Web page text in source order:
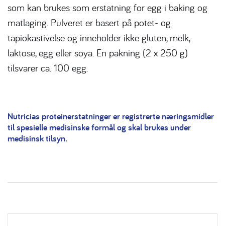
som kan brukes som erstatning for egg i baking og
matlaging. Pulveret er basert på potet- og
tapiokastivelse og inneholder ikke gluten, melk,
laktose, egg eller soya. En pakning (2 x 250 g)
tilsvarer ca. 100 egg.
Nutricias proteinerstatninger er registrerte næringsmidler
til spesielle medisinske formål og skal brukes under
medisinsk tilsyn.